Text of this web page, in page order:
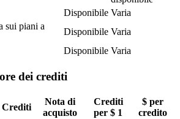
Disponibile Varia
sui piani a
Disponibile Varia
Disponibile Varia
dei crediti
Crediti
Nota di
acquisto
Crediti
per $ 1
$ per
credito